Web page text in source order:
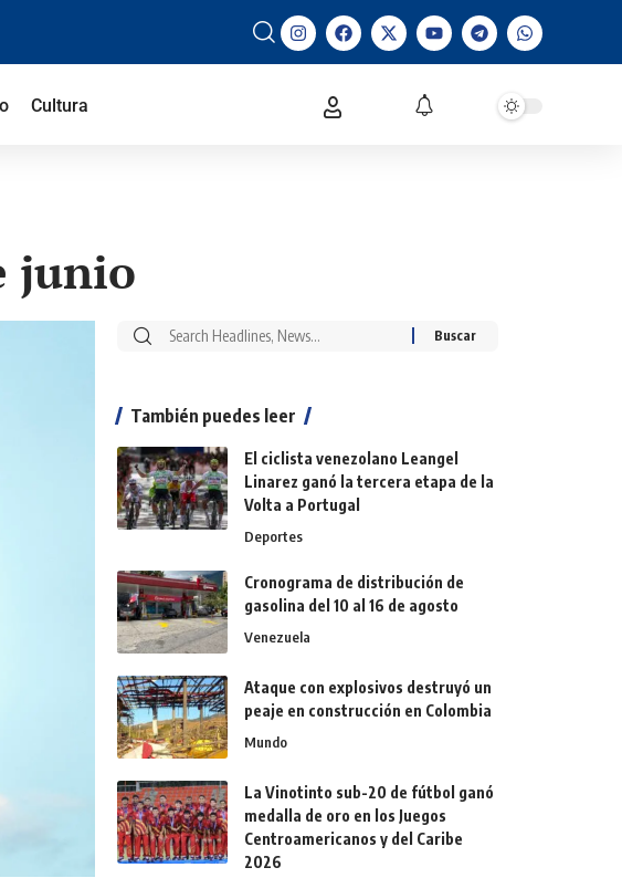
Cultura
junio
También puedes leer
El ciclista venezolano Leangel
Linarez ganó la tercera etapa de la
Volta a Portugal
Deportes
Cronograma de distribución de
gasolina del 10 al 16 de agosto
Venezuela
Ataque con explosivos destruyó un
peaje en construcción en Colombia
Mundo
La Vinotinto sub-20 de fútbol ganó
medalla de oro en los Juegos
Centroamericanos y del Caribe
2026